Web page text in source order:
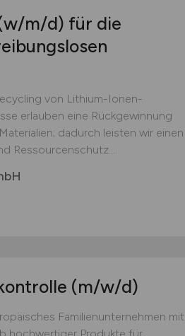
m/d) für die
von Lithium-Ionen-
erlauben eine Rückgewinnung
dadurch leisten wir einen
Ressourcenschutz....
(m/w/d)
Familienunternehmen mit